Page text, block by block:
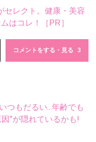
レクト。健康・美容
はコレ！［PR］
コメントをする・見る
つもだるい...年齢でも
”が隠れているかも!